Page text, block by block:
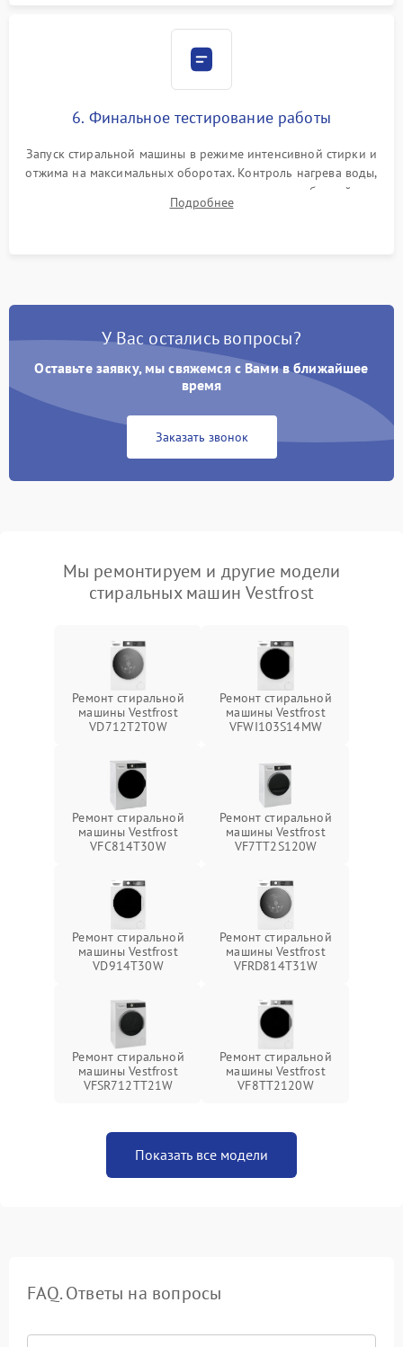
6. Финальное тестирование работы
Запуск стиральной машины в режиме интенсивной стирки и
отжима на максимальных оборотах. Контроль нагрева воды,
корректности слива, отсутствия излишних вибраций,
посторонних стуков и протечек под корпусом.
Подробнее
У Вас остались вопросы?
Оставьте заявку, мы свяжемся с Вами в ближайшее
время
Заказать звонок
Мы ремонтируем и другие модели
стиральных машин Vestfrost
Ремонт стиральной
машины Vestfrost
VD712T2T0W
Ремонт стиральной
машины Vestfrost
VFWI103S14MW
Ремонт стиральной
машины Vestfrost
VFC814T30W
Ремонт стиральной
машины Vestfrost
VF7TT2S120W
Ремонт стиральной
машины Vestfrost
VD914T30W
Ремонт стиральной
машины Vestfrost
VFRD814T31W
Ремонт стиральной
машины Vestfrost
VFSR712TT21W
Ремонт стиральной
машины Vestfrost
VF8TT2120W
Показать все модели
FAQ. Ответы на вопросы